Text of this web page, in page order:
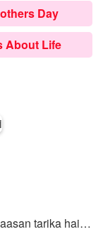
Day
About Life
tarika hai…